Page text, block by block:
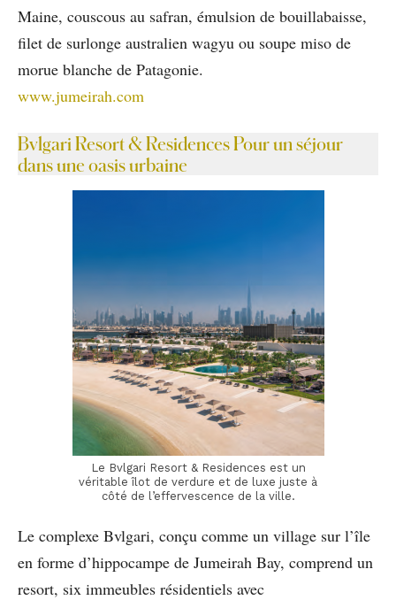
Maine, couscous au safran, émulsion de bouillabaisse,
filet de surlonge australien wagyu ou soupe miso de
morue blanche de Patagonie.
www.jumeirah.com
Bvlgari Resort & Residences Pour un séjour
dans une oasis urbaine
Le Bvlgari Resort & Residences est un
véritable îlot de verdure et de luxe juste à
côté de l’effervescence de la ville.
Le complexe Bvlgari, conçu comme un village sur l’île
en forme d’hippocampe de Jumeirah Bay, comprend un
resort, six immeubles résidentiels avec